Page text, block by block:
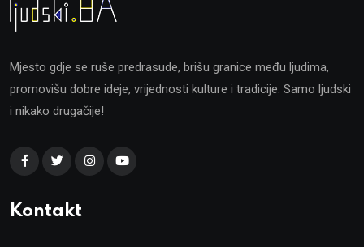
Mjesto gdje se ruše predrasude, brišu granice među ljudima,
promovišu dobre ideje, vrijednosti kulture i tradicije. Samo ljudski
i nikako drugačije!
Kontakt